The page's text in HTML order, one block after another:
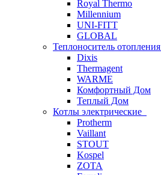
Royal Thermo
Millennium
UNI-FITT
GLOBAL
Теплоноситель отопления
Dixis
Thermagent
WARME
Комфортный Дом
Теплый Дом
Котлы электрические
Protherm
Vaillant
STOUT
Kospel
ZOTA